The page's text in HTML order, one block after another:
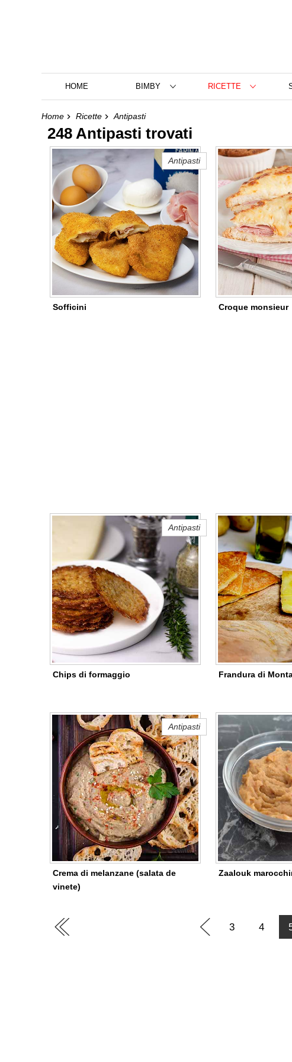
HOME BIMBY RICETTE
Home Ricette Antipasti
248 Antipasti trovati
Sofficini
Antipasti
Croque monsieur
Chips di formaggio
Antipasti
Frandura di
Crema di melanzane (salata de
vinete)
Antipasti
Zaalouk
3 4